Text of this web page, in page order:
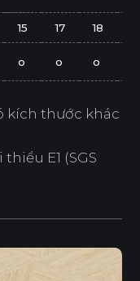
15 17 18
o o o
kích thước khác
E1 (SGS